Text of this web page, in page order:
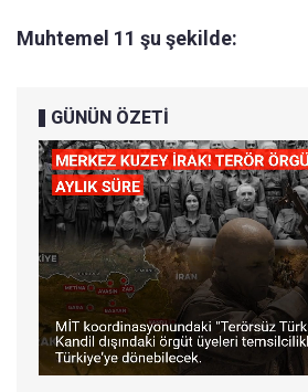
Muhtemel 11 şu şekilde:
GÜNÜN ÖZETİ